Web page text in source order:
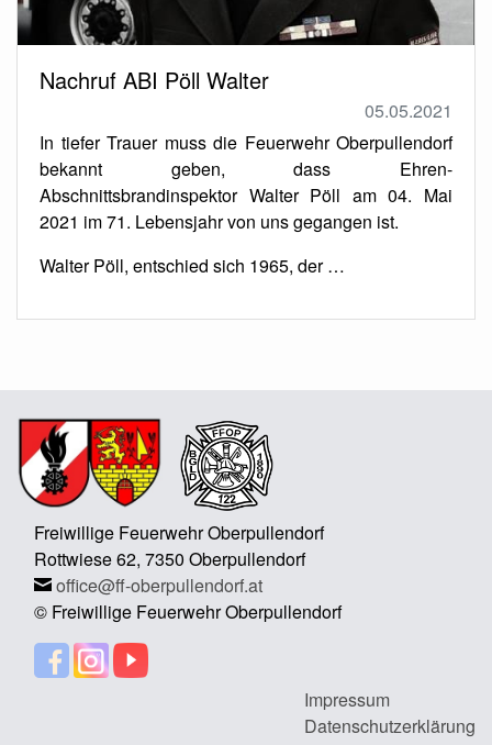
Nachruf ABI Pöll Walter
05.05.2021
In tiefer Trauer muss die Feuerwehr Oberpullendorf
bekannt geben, dass Ehren-
Abschnittsbrandinspektor Walter Pöll am 04. Mai
2021 im 71. Lebensjahr von uns gegangen ist.
Walter Pöll, entschied sich 1965, der …
Freiwillige Feuerwehr Oberpullendorf
Rottwiese 62, 7350 Oberpullendorf
office@ff-oberpullendorf.at
© Freiwillige Feuerwehr Oberpullendorf
Impressum
Datenschutzerklärung